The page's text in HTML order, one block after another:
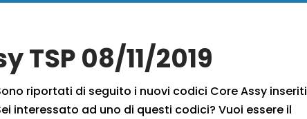
TSP 08/11/2019
riportati di seguito i nuovi codici Core Assy inseriti
interessato ad uno di questi codici? Vuoi essere il